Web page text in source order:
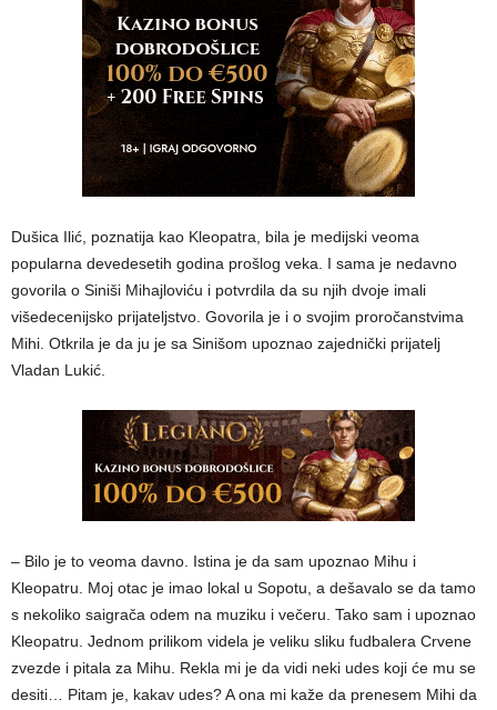
Dušica Ilić, poznatija kao Kleopatra, bila je medijski veoma
popularna devedesetih godina prošlog veka. I sama je nedavno
govorila o Siniši Mihajloviću i potvrdila da su njih dvoje imali
višedecenijsko prijateljstvo. Govorila je i o svojim proročanstvima
Mihi. Otkrila je da ju je sa Sinišom upoznao zajednički prijatelj
Vladan Lukić.
– Bilo je to veoma davno. Istina je da sam upoznao Mihu i
Kleopatru. Moj otac je imao lokal u Sopotu, a dešavalo se da tamo
s nekoliko saigrača odem na muziku i večeru. Tako sam i upoznao
Kleopatru. Jednom prilikom videla je veliku sliku fudbalera Crvene
zvezde i pitala za Mihu. Rekla mi je da vidi neki udes koji će mu se
desiti… Pitam je, kakav udes? A ona mi kaže da prenesem Mihi da